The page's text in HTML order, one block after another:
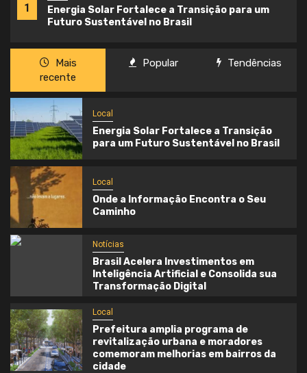
1
Energia Solar Fortalece a Transição para um
Futuro Sustentável no Brasil
Mais
recente
Popular Tendências
Local
Energia Solar Fortalece a Transição
para um Futuro Sustentável no Brasil
Local
Onde a Informação Encontra o Seu
Caminho
Notícias
Brasil Acelera Investimentos em
Inteligência Artificial e Consolida sua
Transformação Digital
Local
Prefeitura amplia programa de
revitalização urbana e moradores
comemoram melhorias em bairros da
cidade